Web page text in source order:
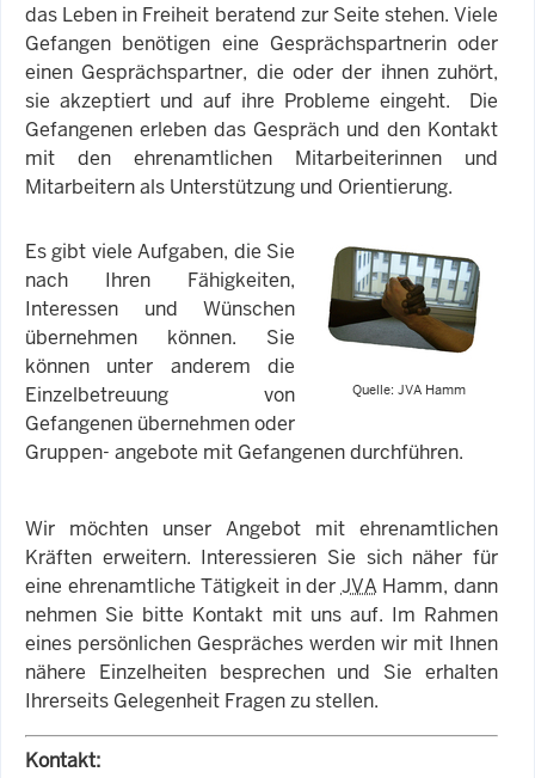
das Leben in Freiheit beratend zur Seite stehen. Viele
Gefangen benötigen eine Gesprächspartnerin oder
einen Gesprächspartner, die oder der ihnen zuhört,
sie akzeptiert und auf ihre Probleme eingeht. Die
Gefangenen erleben das Gespräch und den Kontakt
mit den ehrenamtlichen Mitarbeiterinnen und
Mitarbeitern als Unterstützung und Orientierung.
Quelle: JVA Hamm
Es gibt viele Aufgaben, die Sie
nach Ihren Fähigkeiten,
Interessen und Wünschen
übernehmen können. Sie
können unter anderem die
Einzelbetreuung von
Gefangenen übernehmen oder
Gruppen- angebote mit Gefangenen durchführen.
Wir möchten unser Angebot mit ehrenamtlichen
Kräften erweitern. Interessieren Sie sich näher für
eine ehrenamtliche Tätigkeit in der JVAHamm, dann
nehmen Sie bitte Kontakt mit uns auf. Im Rahmen
eines persönlichen Gespräches werden wir mit Ihnen
nähere Einzelheiten besprechen und Sie erhalten
Ihrerseits Gelegenheit Fragen zu stellen.
Kontakt: